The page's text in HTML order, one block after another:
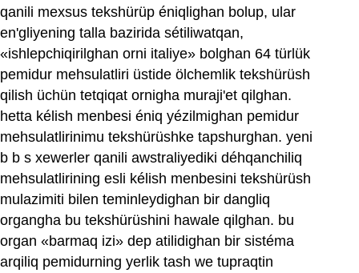
qanili mexsus tekshürüp éniqlighan bolup, ular
en'gliyening talla bazirida sétiliwatqan,
«ishlepchiqirilghan orni italiye» bolghan 64 türlük
pemidur mehsulatliri üstide ölchemlik tekshürüsh
qilish üchün tetqiqat ornigha muraji'et qilghan.
hetta kélish menbesi éniq yézilmighan pemidur
mehsulatlirinimu tekshürüshke tapshurghan. yeni
b b s xewerler qanili awstraliyediki déhqanchiliq
mehsulatlirining esli kélish menbesini tekshürüsh
mulazimiti bilen teminleydighan bir dangliq
organgha bu tekshürüshini hawale qilghan. bu
organ «barmaq izi» dep atilidighan bir sistéma
arqiliq pemidurning yerlik tash we tupraqtin